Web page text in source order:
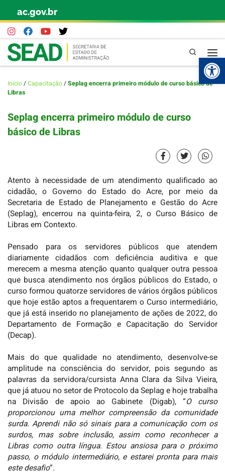
Skip to content
ac.gov.br
Pesquisa
Início/Capacitação/Seplag encerra primeiro módulo de curso básico de
Libras
Seplag encerra primeiro módulo de curso
básico de Libras
Atento à necessidade de um atendimento qualificado ao
cidadão, o Governo do Estado do Acre, por meio da
Secretaria de Estado de Planejamento e Gestão do Acre
(Seplag), encerrou na quinta-feira, 2, o Curso Básico de
Libras em Contexto.
Pensado para os servidores públicos que atendem
diariamente cidadãos com deficiência auditiva e que
merecem a mesma atenção quanto qualquer outra pessoa
que busca atendimento nos órgãos públicos do Estado, o
curso formou quatorze servidores de vários órgãos públicos
que hoje estão aptos a frequentarem o Curso intermediário,
que já está inserido no planejamento de ações de 2022, do
Departamento de Formação e Capacitação do Servidor
(Decap).
Mais do que qualidade no atendimento, desenvolve-se
amplitude na consciência do servidor, pois segundo as
palavras da servidora/cursista Anna Clara da Silva Vieira,
que já atuou no setor de Protocolo da Seplag e hoje trabalha
na Divisão de apoio ao Gabinete (Digab), “O curso
proporcionou uma melhor compreensão da comunidade
surda. Aprendi não só sinais para a comunicação com os
surdos, mas sobre inclusão, assim como reconhecer a
Libras como outra língua. Estou ansiosa para o próximo
passo, o módulo intermediário, e estarei pronta para mais
este desafio”.